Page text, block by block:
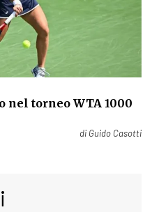
nel torneo WTA 1000
di Guido Casotti